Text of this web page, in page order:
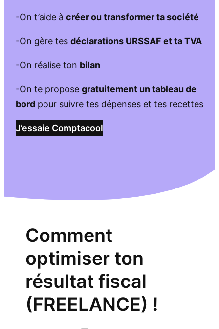
-On t’aide à créer ou transformer ta société
-On gère tes déclarations URSSAF et ta TVA
-On réalise ton bilan
-On te propose gratuitement un tableau de
bord pour suivre tes dépenses et tes recettes
J’essaie Comptacool
Comment
optimiser ton
résultat fiscal
(FREELANCE) !